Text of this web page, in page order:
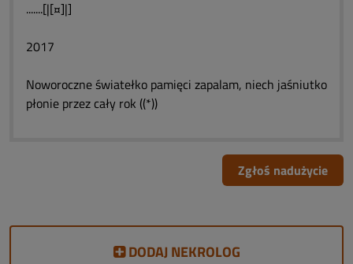
.......[|[¤]|]
2017
Noworoczne światełko pamięci zapalam, niech jaśniutko
płonie przez cały rok ((*))
Zgłoś nadużycie
DODAJ NEKROLOG